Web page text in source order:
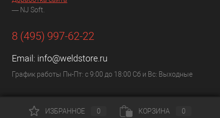
— NJ Soft.
8 (495) 997-62-22
Email: info@weldstore.ru
График работы Пн-Пт: с 9:00 до 18:00 Сб и Вс: Выходные
ИЗБРАННОЕ 0 КОРЗИНА 0